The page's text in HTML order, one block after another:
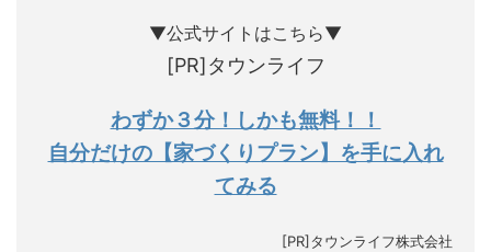
▼公式サイトはこちら▼
[PR]タウンライフ
わずか３分！しかも無料！！
自分だけの【家づくりプラン】を手に入れ
てみる
[PR]タウンライフ株式会社